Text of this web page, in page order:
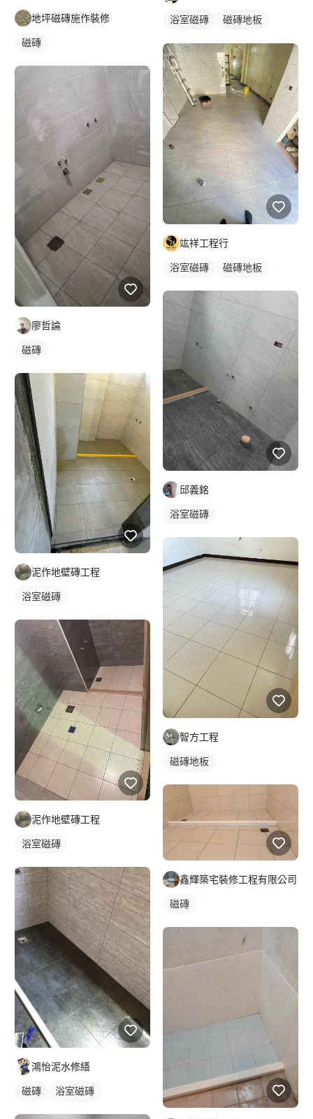
地坪磁磚施作裝修
磁磚
廖哲論
磁磚
泥作地壁磚工程
浴室磁磚
泥作地壁磚工程
浴室磁磚
鴻怡泥水修繕
磁磚 浴室磁磚
浴室磁磚
磁磚地板
竑祥工程行
浴室磁磚 磁磚地板
邱義銘
浴室磁磚
智方工程
磁磚地板
鑫輝築宅裝修工程有限公司
磁磚